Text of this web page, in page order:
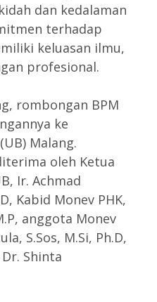
dan kedalaman
terhadap
keluasan ilmu,
profesional.
rombongan BPM
ke
Malang.
oleh Ketua
Ir. Achmad
Kabid Monev PHK,
anggota Monev
S.Sos, M.Si, Ph.D,
Shinta